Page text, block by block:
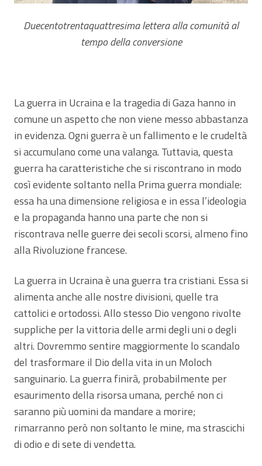
Duecentotrentaquattresima lettera alla comunità al
tempo della conversione
La guerra in Ucraina e la tragedia di Gaza hanno in
comune un aspetto che non viene messo abbastanza
in evidenza. Ogni guerra è un fallimento e le crudeltà
si accumulano come una valanga. Tuttavia, questa
guerra ha caratteristiche che si riscontrano in modo
così evidente soltanto nella Prima guerra mondiale:
essa ha una dimensione religiosa e in essa l’ideologia
e la propaganda hanno una parte che non si
riscontrava nelle guerre dei secoli scorsi, almeno fino
alla Rivoluzione francese.
La guerra in Ucraina è una guerra tra cristiani. Essa si
alimenta anche alle nostre divisioni, quelle tra
cattolici e ortodossi. Allo stesso Dio vengono rivolte
suppliche per la vittoria delle armi degli uni o degli
altri. Dovremmo sentire maggiormente lo scandalo
del trasformare il Dio della vita in un Moloch
sanguinario. La guerra finirà, probabilmente per
esaurimento della risorsa umana, perché non ci
saranno più uomini da mandare a morire;
rimarranno però non soltanto le mine, ma strascichi
di odio e di sete di vendetta.